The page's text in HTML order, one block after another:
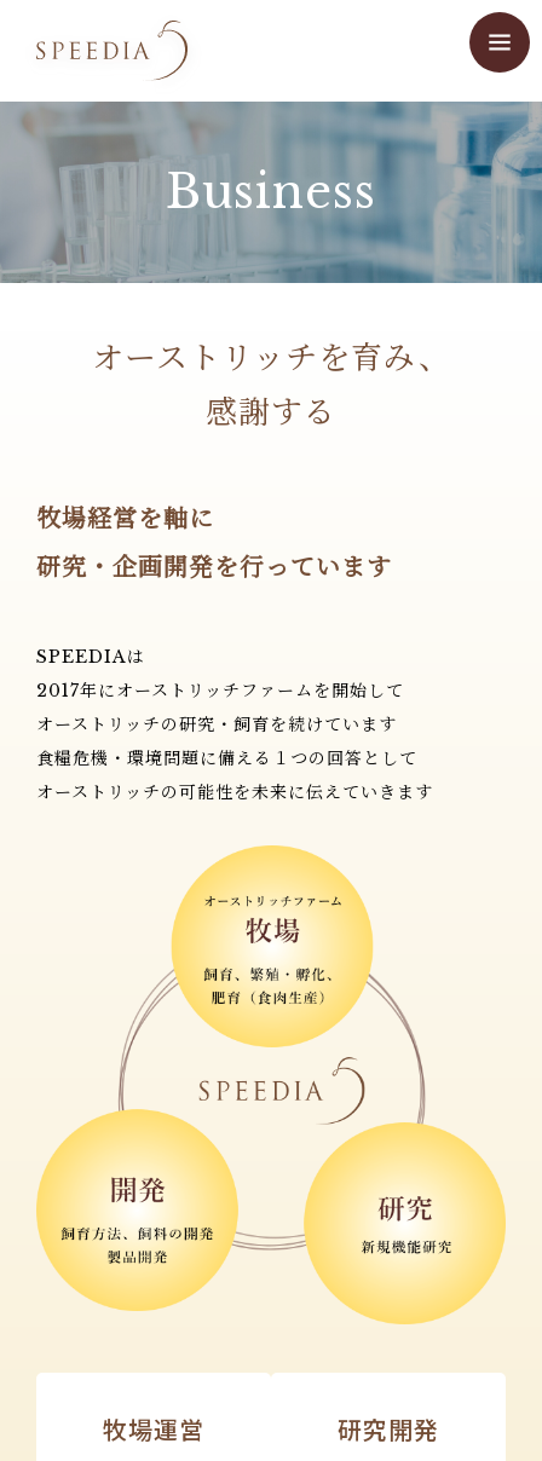
Business
オーストリッチを育み、
感謝する
牧場経営を軸に
研究・企画開発を行っています
SPEEDIAは
2017年にオーストリッチファームを開始して
オーストリッチの研究・飼育を続けています
食糧危機・環境問題に備える１つの回答として
オーストリッチの可能性を未来に伝えていきます
牧場運営 研究開発